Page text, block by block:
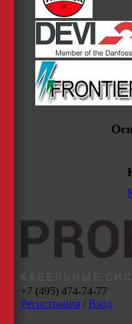
+7 (495) 474-74-77
Регистрация/ Вход